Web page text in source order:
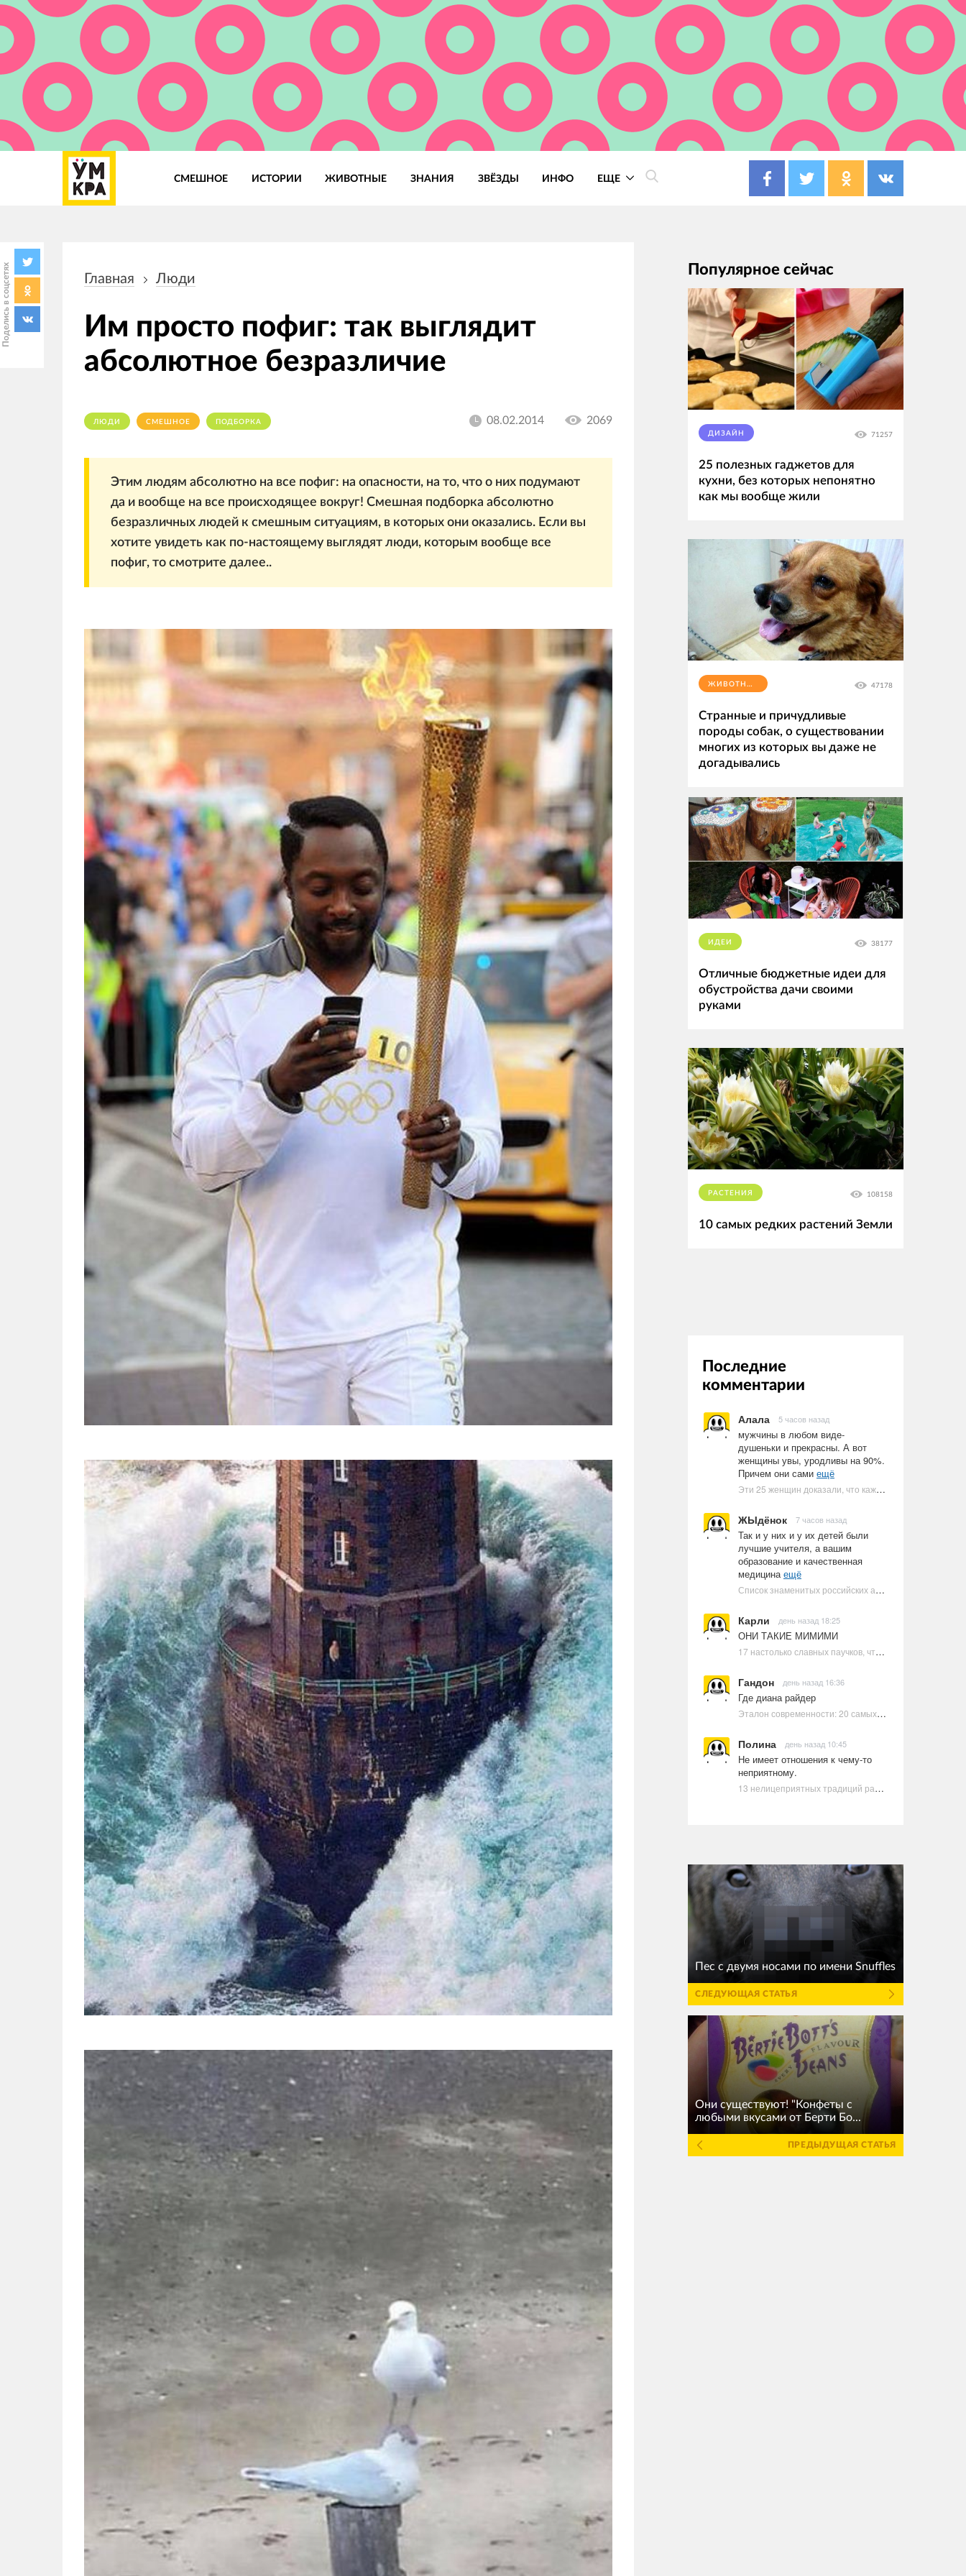
СМЕШНОЕ ИСТОРИИ ЖИВОТНЫЕ ЗНАНИЯ ЗВЁЗДЫ ИНФО ЕЩЕ
Поделись в соцсетях навигации
Главная Люди
Им просто пофиг: так выглядит
абсолютное безразличие
ЛЮДИ СМЕШНОЕ ПОДБОРКА 08.02.2014 2069
Этим людям абсолютно на все пофиг: на опасности, на то, что о них подумают
да и вообще на все происходящее вокруг! Смешная подборка абсолютно
безразличных людей к смешным ситуациям, в которых они оказались. Если вы
хотите увидеть как по-настоящему выглядят люди, которым вообще все
пофиг, то смотрите далее..
Популярное сейчас
ДИЗАЙН 71257
25 полезных гаджетов для
кухни, без которых непонятно
как мы вообще жили
ЖИВОТНЫЕ 47178
Странные и причудливые
породы собак, о существовании
многих из которых вы даже не
догадывались
ИДЕИ 38177
Отличные бюджетные идеи для
обустройства дачи своими
руками
РАСТЕНИЯ 108158
10 самых редких растений Земли
Последние
комментарии
Алала 5 часов назад
мужчины в любом виде-
душеньки и прекрасны. А вот
женщины увы, уродливы на 90%.
Причем они сами ещё
Эти 25 женщин доказали, что каждое тело имеет право быть в бикини
ЖЫдёнок 7 часов назад
Так и у них и у их детей были
лучшие учителя, а вашим
образование и качественная
медицинаещё
Список знаменитых российских артистов-евреев | Ультрамарин
Карли день назад 18:25
ОНИ ТАКИЕ МИМИМИ
17 настолько славных паучков, что даже у арахнофобов появится желание их погладить
Гандон день назад 16:36
Где диана райдер
Эталон современности: 20 самых красивых и привлекательных актрис Голливуда, по мнению Google | Ультрамарин
Полина день назад 10:45
Не имеет отношения к чему-то
неприятному.
13 нелицеприятных традиций разных стран, которые могут шокировать неподготовленного человека
Пес с двумя носами по имени Snuffles
СЛЕДУЮЩАЯ СТАТЬЯ
Они существуют! "Конфеты с
любыми вкусами от Берти Бо...
ПРЕДЫДУЩАЯ СТАТЬЯ